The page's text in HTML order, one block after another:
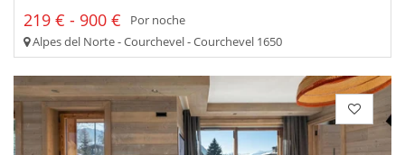
219 € - 900 €
Por noche
Alpes del Norte - Courchevel - Courchevel 1650